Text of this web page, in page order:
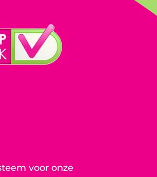
voor onze